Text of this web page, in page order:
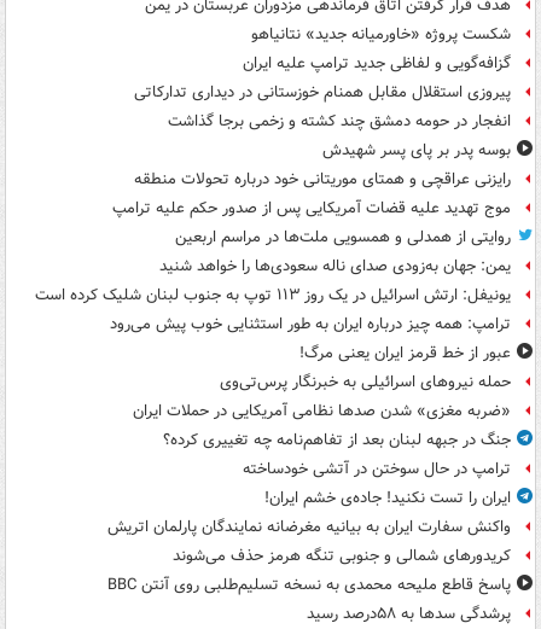
هدف قرار گرفتن اتاق‌ فرماندهی مزدوران عربستان در یمن
شکست پروژه «خاورمیانه جدید» نتانیاهو
گزافه‌گویی و لفاظی جدید ترامپ علیه ایران
پیروزی استقلال مقابل همنام خوزستانی در دیداری تدارکاتی
انفجار در حومه دمشق چند کشته و زخمی برجا گذاشت
بوسه‌ پدر بر پای پسر شهیدش
رایزنی عراقچی و همتای موریتانی خود درباره تحولات منطقه
موج تهدید علیه قضات آمریکایی پس از صدور حکم علیه ترامپ
روایتی از همدلی و همسویی ملت‌ها در مراسم اربعین
یمن: جهان به‌زودی صدای ناله سعودی‌ها را خواهد شنید
یونیفل: ارتش اسرائیل در یک روز ۱۱۳ توپ به جنوب لبنان شلیک کرده است
ترامپ: همه چیز درباره ایران به طور استثنایی خوب پیش می‌رود
عبور از خط قرمز ایران یعنی مرگ!
حمله نیروهای اسرائیلی به خبرنگار پرس‌تی‌وی
«ضربه مغزی» شدن صدها نظامی آمریکایی در حملات ایران
جنگ در جبهه لبنان بعد از تفاهم‌نامه چه تغییری کرده؟
ترامپ در حال سوختن در آتشی خودساخته
ایران را تست نکنید! جاده‌ی خشم ایران!
واکنش سفارت ایران به بیانیه مغرضانه نمایندگان پارلمان اتریش
کریدورهای شمالی و جنوبی تنگه هرمز حذف می‌شوند
پاسخ قاطع ملیحه محمدی به نسخه تسلیم‌طلبی روی آنتن BBC
پرشدگی سدها به ۵۸درصد رسید